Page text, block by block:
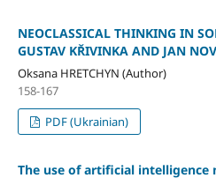
NEOCLASSICAL THINKING IN
GUSTAV KŘIVINKA AND JAN
Oksana HRETCHYN (Author)
158-167
PDF (Ukrainian)
The use of artificial